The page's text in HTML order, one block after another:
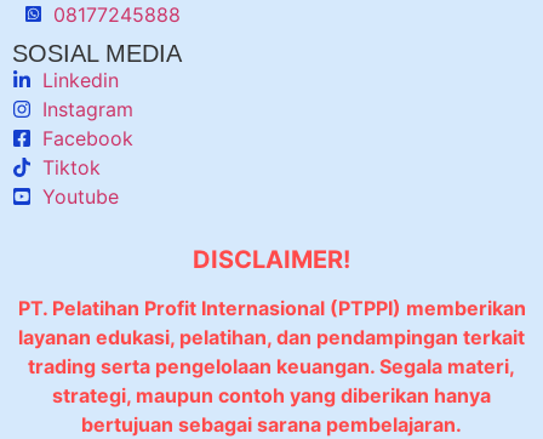
08177245888
SOSIAL MEDIA
Linkedin
Instagram
Facebook
Tiktok
Youtube
DISCLAIMER!
PT. Pelatihan Profit Internasional (PTPPI) memberikan
layanan edukasi, pelatihan, dan pendampingan terkait
trading serta pengelolaan keuangan. Segala materi,
strategi, maupun contoh yang diberikan hanya
bertujuan sebagai sarana pembelajaran.